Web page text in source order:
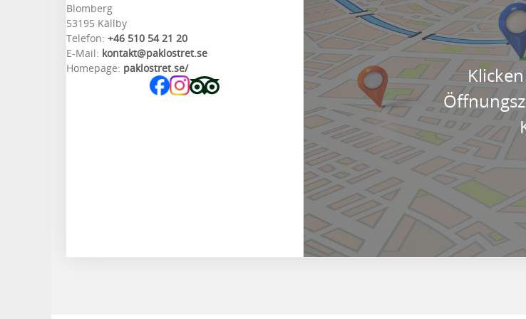
Blomberg
53195 Källby
Telefon: +46 510 54 21 20
E-Mail: kontakt@paklostret.se
Homepage: paklostret.se/